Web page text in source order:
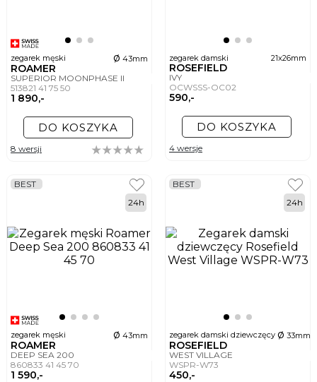
zegarek męski ø 43mm
ROAMER
SUPERIOR MOONPHASE II
513821 41 75 50
1 890,-
DO KOSZYKA
8 wersji
zegarek damski 21x26mm
ROSEFIELD
IVY
OCWSSS-OC02
590,-
DO KOSZYKA
4 wersje
zegarek męski ø 43mm
ROAMER
DEEP SEA 200
860833 41 45 70
1 590,-
BEST
24h
zegarek damski dziewczęcy ø 33mm
ROSEFIELD
WEST VILLAGE
WSPR-W73
450,-
BEST
24h